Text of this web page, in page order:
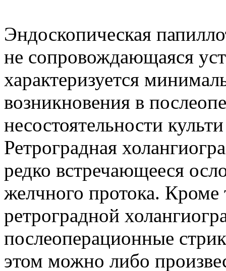
Эндоскопическая
не сопровождающаяся
характеризуется
возникновения в
несостоятельности
Ретроградная
редко встречающееся
желчного протока.
ретроградной
послеоперационные
этом можно либо